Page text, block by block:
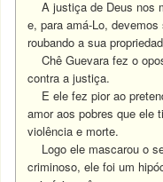
A justiça de Deus nos
e, para amá-Lo,
roubando a sua
Chê Guevara fez o
contra a justiça.
E ele fez pior ao
amor aos pobres que ele
violência e morte.
Logo ele mascarou o
criminoso, ele foi um